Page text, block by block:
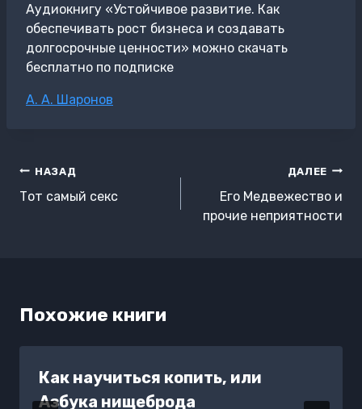
Аудиокнигу «Устойчивое развитие. Как
обеспечивать рост бизнеса и создавать
долгосрочные ценности» можно скачать
бесплатно по подписке
Метки
А. А. Шаронов
Навигация
по
НАЗАД
Тот самый секс
ДАЛЕЕ
Его Медвежество и
прочие неприятности
Похожие книги
Как научиться копить, или
Азбука нищеброда